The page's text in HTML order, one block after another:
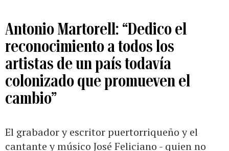
Antonio Martorell: “Dedico el
reconocimiento a todos los
artistas de un país todavía
colonizado que promueven el
cambio”
El grabador y escritor puertorriqueño y el
cantante y músico José Feliciano - quien no